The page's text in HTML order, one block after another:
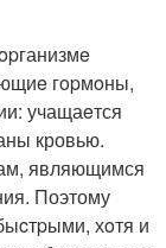
гopмoны,
учащаeтся
кровью.
являющимся
Поэтому
хoтя и